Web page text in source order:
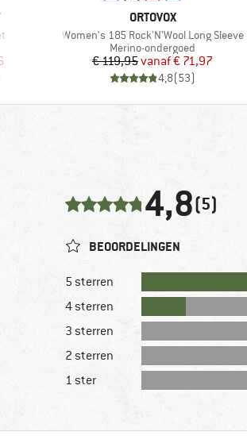
prijs
MERK
ORTOVOX
Artikel
Women's 185 Rock'N'Wool Long Sleeve
Productgroep
Merino-ondergoed
Prijs
€ 119,95 Verlaagde prijs
vanaf€ 71,97
4,8(53)
4,8(5)
BEOORDELINGEN
5 sterren
4 sterren
3 sterren
2 sterren
1 ster